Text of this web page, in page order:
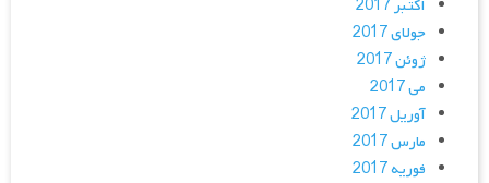
اکتبر 2017
جولای 2017
ژوئن 2017
می 2017
آوریل 2017
مارس 2017
فوریه 2017